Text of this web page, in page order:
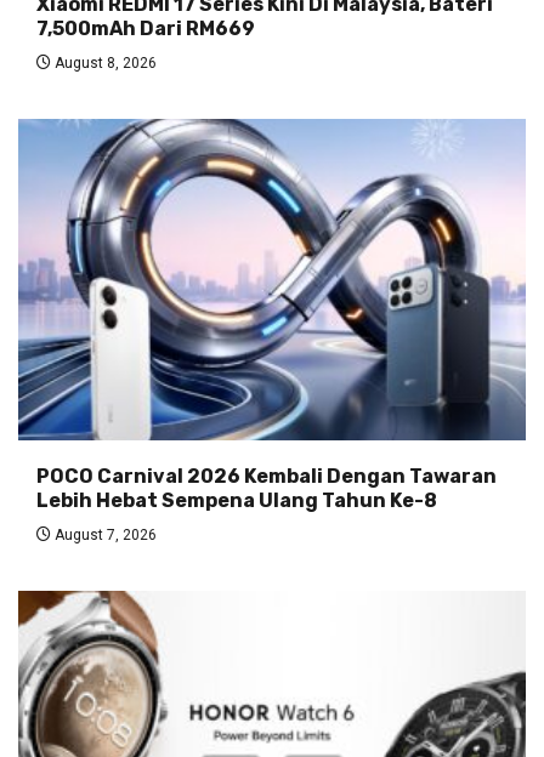
7,500mAh Dari RM669
August 8, 2026
POCO Carnival 2026 Kembali Dengan Tawaran
Lebih Hebat Sempena Ulang Tahun Ke-8
August 7, 2026